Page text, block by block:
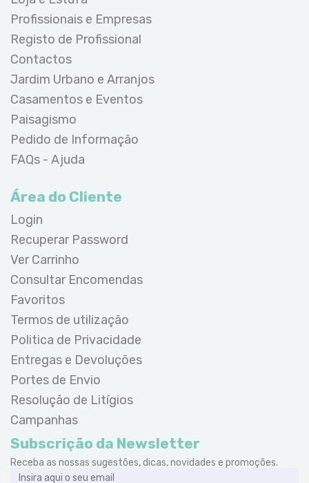
Profissionais e Empresas
Registo de Profissional
Contactos
Jardim Urbano e Arranjos
Casamentos e Eventos
Paisagismo
Pedido de Informação
FAQs - Ajuda
Área do Cliente
Login
Recuperar Password
Ver Carrinho
Consultar Encomendas
Favoritos
Termos de utilização
Politica de Privacidade
Entregas e Devoluções
Portes de Envio
Resolução de Litígios
Campanhas
Subscrição da Newsletter
Receba as nossas sugestões, dicas, novidades e promoções.